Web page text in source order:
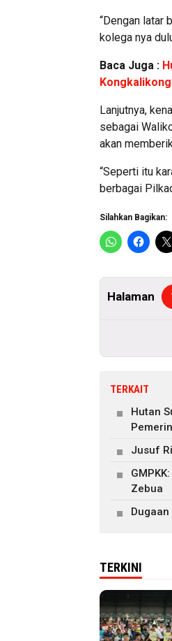
“Dengan latar
kolega nya
Baca Juga :
Lanjutnya,
sebagai
akan
“Seperti itu
berbagai
Silahkan Bagikan:
Halaman
TERKAIT
Hutan
Jusuf
Zebua
TERKINI